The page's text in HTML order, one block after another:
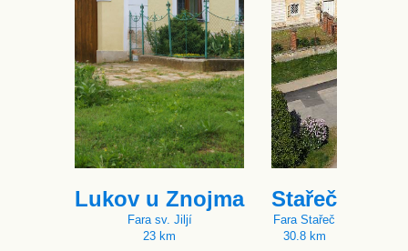
Lukov u Znojma
Fara sv. Jiljí
23 km
Stařeč
Fara Stařeč
30.8 km